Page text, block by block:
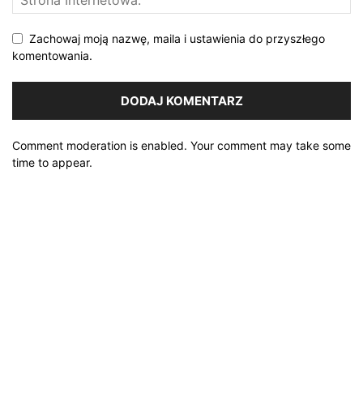
Zachowaj moją nazwę, maila i ustawienia do przyszłego
komentowania.
Comment moderation is enabled. Your comment may take some
time to appear.